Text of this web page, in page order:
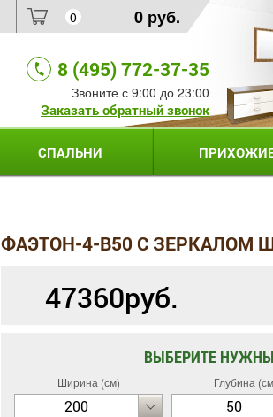
0 0 руб.
8 (495) 772-37-35
Звоните с 9:00 до 23:00
Заказать обратный звонок
СПАЛЬНИ
ФАЭТОН-4-B50 С ЗЕРКАЛОМ
47360руб.
ВЫБЕРИТЕ
Ширина (см)
200
Глубина
50